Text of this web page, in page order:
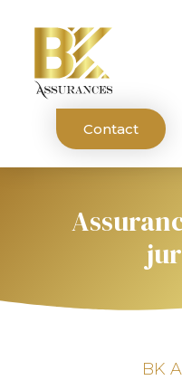
Contact
BK